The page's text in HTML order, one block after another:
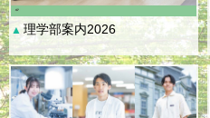
▲理学部案内2026